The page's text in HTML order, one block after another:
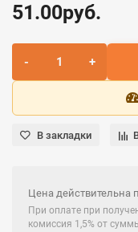
51.00руб.
В закладки
Цена действительна
При оплате при
комиссия 1,5% от